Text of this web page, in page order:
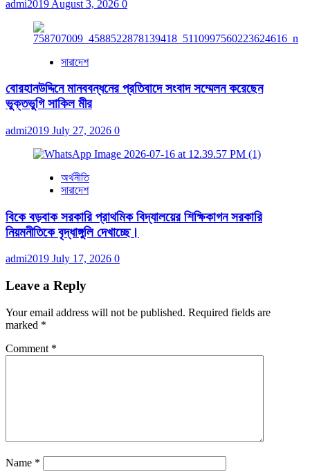
admi2019 August 3, 2026 0
সারাদেশ
বোরহানউদ্দিনে মানববন্ধনের প্রতিবাদে সংবাদ সম্মেলন করেছেন
ভুক্তভুগি সাকিল মীর
admi2019 July 27, 2026 0
অর্থনীতি
সারাদেশ
বিকে বড়বাক সরকারি প্রাথমিক বিদ্যালয়ের শিক্ষিকাগন সরকারি
নিয়মনীতিকে বৃদ্ধাঙ্গুলি দেখাচ্ছে।
admi2019 July 17, 2026 0
Leave a Reply
Your email address will not be published. Required fields are
marked *
Comment *
Name *